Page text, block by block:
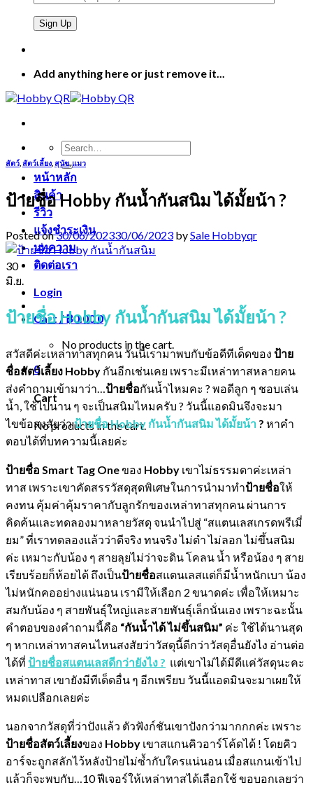
Add anything here or just remove it...
Search
for:
หน้าหลัก
สินค้า
รีวิว
แจ้งชำระเงิน
บทความ
ติดต่อเรา
Login
Cart /฿0.00 0
No products in the cart.
0
Cart
No products in the cart.
สัตว์ สัตว์เลี้ยง สุนัข,แมว
ป้ายชื่อ Hobby กันน้ำกันสนิม ได้มั้ยน้า ?
Posted on30/06/202330/06/2023 bySale Hobbyqr
30
มิ.ย.
ป้ายชื่อ Hobby กันน้ำกันสนิม ได้มั้ยน้า ?
สวัสดีค่ะเหล่าทาสทุกคน วันนี้เรามาพบกับข้อดีทีเด็ดของ ป้าย
ชื่อสัตว์เลี้ยง Hobby กันอีกเช่นเคย เพราะมีเหล่าทาสหลายคน
ส่งคำถามเข้ามาว่า…ป้ายชื่อกันน้ำไหมคะ ? พอดีลูก ๆ ชอบเล่น
น้ำ, ใช้ไปนาน ๆ จะเป็นสนิมไหมครับ ? วันนี้แอดมินจึงจะมา
ไขข้อสงสัยว่าป้ายชื่อ Hobby กันน้ำกันสนิม ได้มั้ยน้า? หาคำ
ตอบได้ที่บทความนี้เลยค่ะ
ป้ายชื่อ Smart Tag Oneของ Hobby เขาไม่ธรรมดาค่ะเหล่า
ทาส เพราะเขาคัดสรรวัสดุสุดพิเศษในการนำมาทำป้ายชื่อให้
คงทน คุ้มค่าคุ้มราคากับลูกรักของเหล่าทาสทุกคน ผ่านการ
คิดค้นและทดลองมาหลายวัสดุ จนนำไปสู่ “สแตนเลสเกรดพรีเมี่
ยม” ที่เราทดลองแล้วว่าดีจริง ทนจริง ไม่ดำ ไม่ลอก ไม่ขึ้นสนิม
ค่ะ เหมาะกับน้อง ๆ สายลุยไม่ว่าจะดิน โคลน น้ำ หรือน้อง ๆ สาย
เรียบร้อยก็ห้อยได้ ถึงเป็นป้ายชื่อสแตนเลสแต่ก็มีน้ำหนักเบา น้อง
ไม่หนักคออย่างแน่นอน เรามีให้เลือก 2 ขนาดค่ะ เพื่อให้เหมาะ
สมกับน้อง ๆ สายพันธุ์ใหญ่และสายพันธุ์เล็กนั่นเอง เพราะฉะนั้น
คำตอบของคำถามนี้คือ “กันน้ำได้ ไม่ขึ้นสนิม” ค่ะ ใช้ได้นานสุด
ๆ หากเหล่าทาสคนไหนสงสัยว่าวัสดุนี้ดีกว่าวัสดุอื่นยังไง อ่านต่อ
ได้ที่ ป้ายชื่อสแตนเลสดีกว่ายังไง ? แต่เขาไม่ได้มีดีแค่วัสดุนะคะ
เหล่าทาส เขายังมีทีเด็ดอื่น ๆ อีกเพรียบ วันนี้แอดมินจะมาเผยให้
หมดเปลือกเลยค่ะ
นอกจากวัสดุที่ว่าปังแล้ว ตัวฟังก์ชันเขาปังกว่ามากกกค่ะ เพราะ
ป้ายชื่อสัตว์เลี้ยงของ Hobby เขาสแกนคิวอาร์โค้ดได้ ! โดยคิว
อาร์จะถูกสลักไว้หลังป้ายไม่ซ้ำกับใครแน่นอน เมื่อสแกนเข้าไป
แล้วก็จะพบกับ…10 ฟีเจอร์ให้เหล่าทาสได้เลือกใช้ ขอบอกเลยว่า